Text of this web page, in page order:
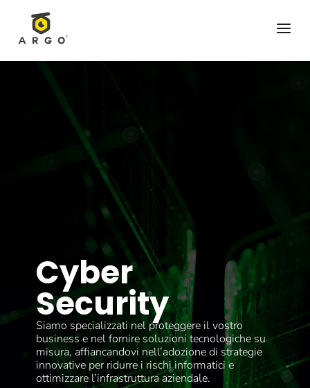
a
Cyber
Security
Siamo specializzati nel proteggere il vostro
business e nel fornire soluzioni tecnologiche su
misura, affiancandovi nell’adozione di strategie
innovative per ridurre i rischi informatici e
ottimizzare l’infrastruttura aziendale.